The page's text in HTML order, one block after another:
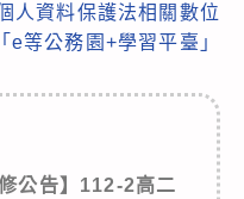
人資料保護法相關數位
e等公務園+學習平臺」
公告】112-2高二